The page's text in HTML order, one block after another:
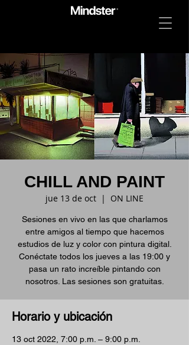
CHILL AND PAINT
jue 13 de oct
  |
ON LINE
Sesiones en vivo en las que charlamos
entre amigos al tiempo que hacemos
estudios de luz y color con pintura digital.
Conéctate todos los jueves a las 19:00 y
pasa un rato increíble pintando con
nosotros. Las sesiones son gratuitas.
Horario y ubicación
13 oct 2022, 7:00 p.m. – 9:00 p.m.